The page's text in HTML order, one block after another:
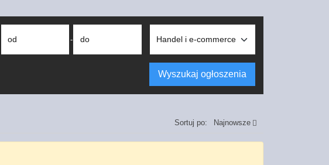
od - do
Wyszukaj ogłoszenia
Sortuj po: Najnowsze